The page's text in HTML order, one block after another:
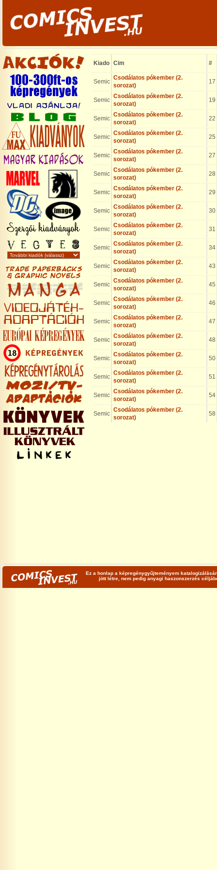
Kiado Cim #
Semic
Csodálatos pókember (2.
sorozat)
17
Semic
Csodálatos pókember (2.
sorozat)
19
Semic
Csodálatos pókember (2.
sorozat)
22
Semic
Csodálatos pókember (2.
sorozat)
25
Semic
Csodálatos pókember (2.
sorozat)
27
Semic
Csodálatos pókember (2.
sorozat)
28
Semic
Csodálatos pókember (2.
sorozat)
29
Semic
Csodálatos pókember (2.
sorozat)
30
Semic
Csodálatos pókember (2.
sorozat)
31
Semic
Csodálatos pókember (2.
sorozat)
34
Semic
Csodálatos pókember (2.
sorozat)
43
Semic
Csodálatos pókember (2.
sorozat)
45
Semic
Csodálatos pókember (2.
sorozat)
46
Semic
Csodálatos pókember (2.
sorozat)
47
Semic
Csodálatos pókember (2.
sorozat)
48
Semic
Csodálatos pókember (2.
sorozat)
50
Semic
Csodálatos pókember (2.
sorozat)
51
Semic
Csodálatos pókember (2.
sorozat)
54
Semic
Csodálatos pókember (2.
sorozat)
58
Ez a honlap a képregénygyűjteményem
jött létre, nem pedig anyagi haszonszerzés